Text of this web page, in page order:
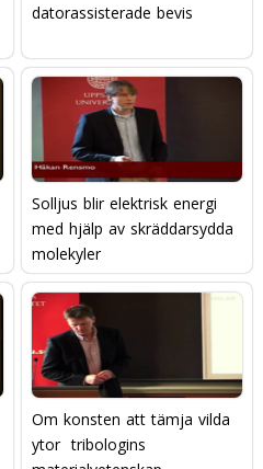
datorassisterade bevis
Solljus blir elektrisk energi
med hjälp av skräddarsydda
molekyler
Om konsten att tämja vilda
ytor  tribologins